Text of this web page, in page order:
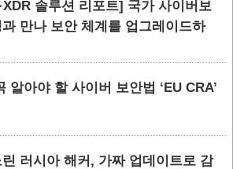
솔루션 리포트] 국가 사이버보
만나 보안 체계를 업그레이드하
알아야 할 사이버 보안법 ‘EU CRA’
러시아 해커, 가짜 업데이트로 감